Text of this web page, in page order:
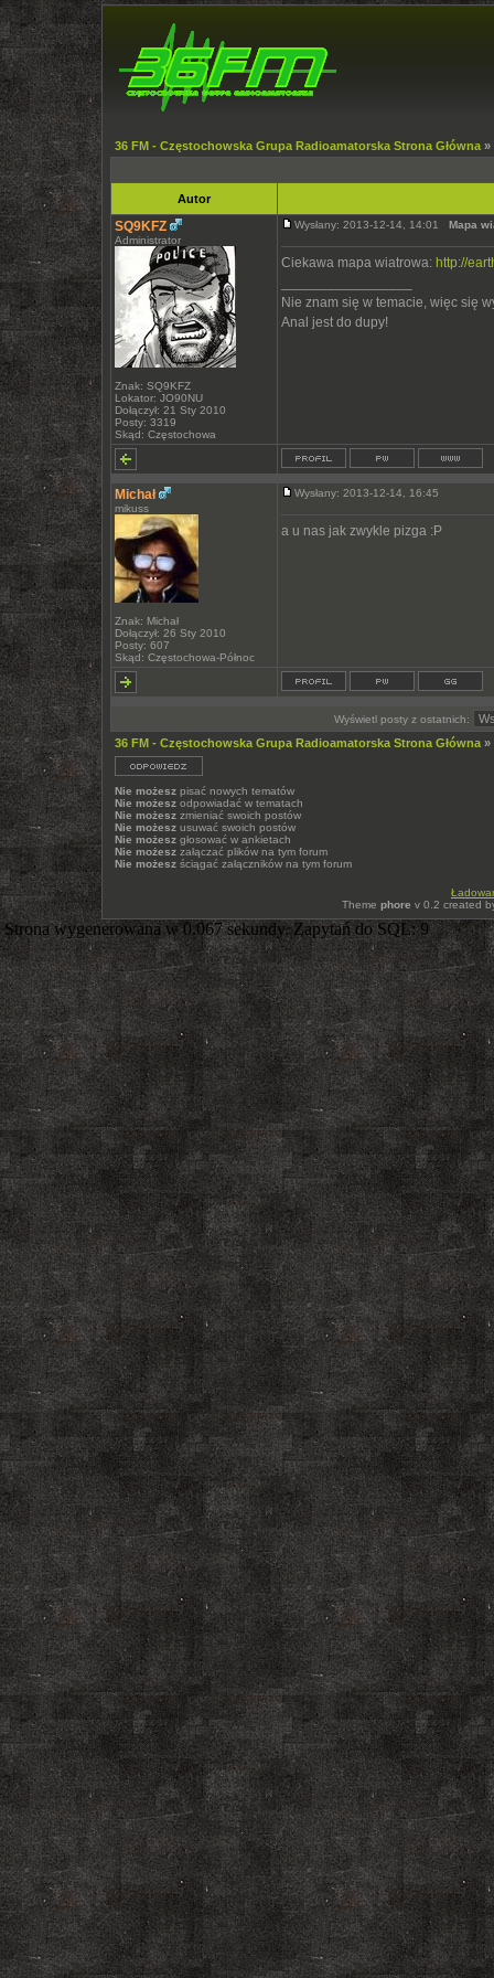
36 FM - Częstochowska Grupa Radioamatorska Strona Główna »
Autor
SQ9KFZ
Administrator
Znak: SQ9KFZ
Lokator: JO90NU
Dołączył: 21 Sty 2010
Posty: 3319
Skąd: Częstochowa
Wysłany: 2013-12-14, 14:01 Mapa
Ciekawa mapa wiatrowa: http://
Nie znam się w temacie, więc się
Anal jest do dupy!
Michał
mikuss
Znak: Michał
Dołączył: 26 Sty 2010
Posty: 607
Skąd: Częstochowa-Północ
Wysłany: 2013-12-14, 16:45
a u nas jak zwykle pizga :P
Wyświetl posty z ostatnich:
36 FM - Częstochowska Grupa Radioamatorska Strona Główna »
Nie możesz pisać nowych tematów
Nie możesz odpowiadać w tematach
Nie możesz zmieniać swoich postów
Nie możesz usuwać swoich postów
Nie możesz głosować w ankietach
Nie możesz załączać plików na tym forum
Nie możesz ściągać załączników na tym forum
Theme phore v 0.2 created
Strona wygenerowana w 0.067 sekundy. Zapytań do SQL: 9